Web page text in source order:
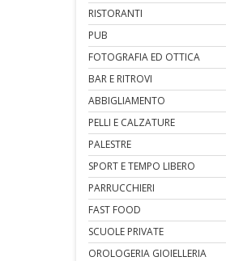
RISTORANTI
PUB
FOTOGRAFIA ED OTTICA
BAR E RITROVI
ABBIGLIAMENTO
PELLI E CALZATURE
PALESTRE
SPORT E TEMPO LIBERO
PARRUCCHIERI
FAST FOOD
SCUOLE PRIVATE
OROLOGERIA GIOIELLERIA